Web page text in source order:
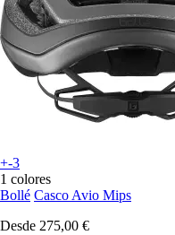
+-3
1 colores
Bollé Casco Avio Mips
Desde 275,00 €